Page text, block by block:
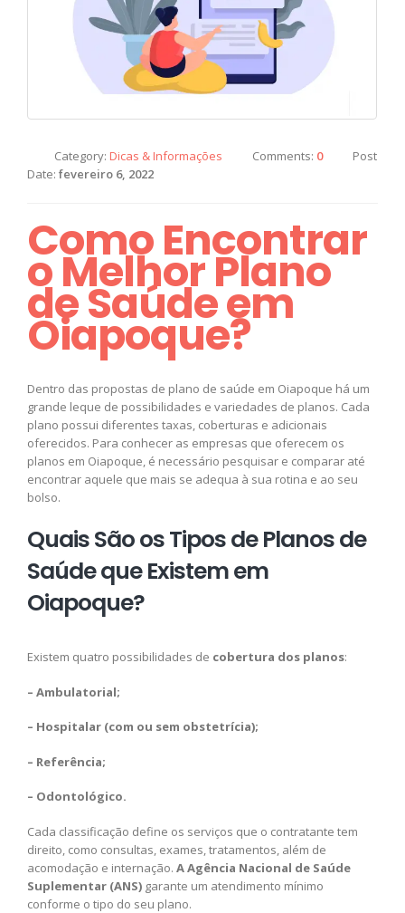
Category: Dicas & Informações Comments: 0
Post
Date: fevereiro 6, 2022
Como Encontrar
o Melhor Plano
de Saúde em
Oiapoque?
Dentro das propostas de plano de saúde em Oiapoque há um
grande leque de possibilidades e variedades de planos. Cada
plano possui diferentes taxas, coberturas e adicionais
oferecidos. Para conhecer as empresas que oferecem os
planos em Oiapoque, é necessário pesquisar e comparar até
encontrar aquele que mais se adequa à sua rotina e ao seu
bolso.
Quais São os Tipos de Planos de
Saúde que Existem em
Oiapoque?
Existem quatro possibilidades de cobertura dos planos:
– Ambulatorial;
– Hospitalar (com ou sem obstetrícia);
– Referência;
– Odontológico.
Cada classificação define os serviços que o contratante tem
direito, como consultas, exames, tratamentos, além de
acomodação e internação. A Agência Nacional de Saúde
Suplementar (ANS) garante um atendimento mínimo
conforme o tipo do seu plano.